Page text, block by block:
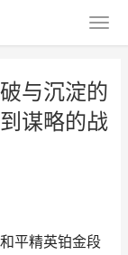
与沉淀的
谋略的战
平精英铂金段